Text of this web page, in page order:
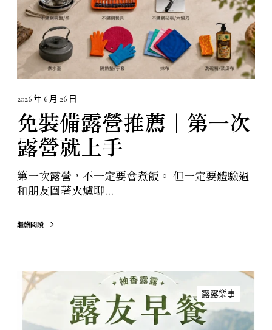
｜
第
一
次
露
營
就
上
手
2026 年 6 月 26 日
免裝備露營推薦｜第一次
露營就上手
第一次露營，不一定要會煮飯。 但一定要體驗過
和朋友圍著火爐聊...
繼續閱讀
柚
香
露
露
露露樂事